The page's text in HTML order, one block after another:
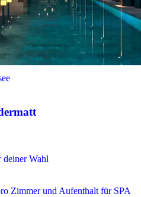
Wahl
Zimmer und Aufenthalt für SPA